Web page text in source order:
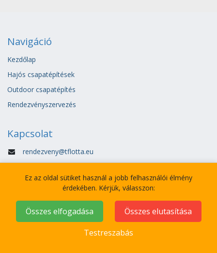
Navigáció
Kezdőlap
Hajós csapatépítések
Outdoor csapatépítés
Rendezvényszervezés
Kapcsolat
rendezveny@tflotta.eu
Általános szerződési feltételek:
Adatvédelmi tájékoztató:
Ez az oldal sütiket használ a jobb felhasználói élmény
érdekében. Kérjük, válasszon:
Összes elfogadása
Összes elutasítása
Testreszabás